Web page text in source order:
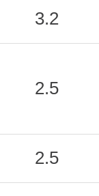
52
55
3.2
2.5
2.5